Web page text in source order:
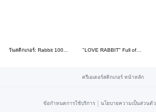
ครีเอเตอร์สติกเกอร์ หน้าหลัก
ข้อกำหนดการใช้บริการ | นโยบายความเป็นส่วนตัว